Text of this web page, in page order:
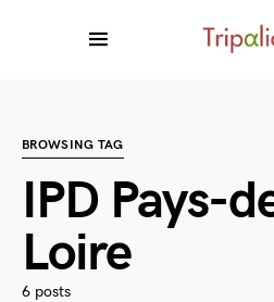
BROWSING TAG
IPD Pays-
Loire
6 posts